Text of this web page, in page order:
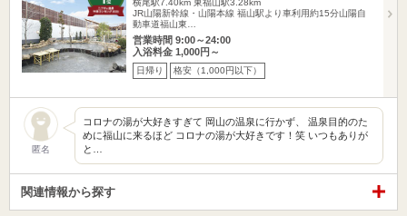
横尾駅7.40km 東福山駅3.28km
JR山陽新幹線・山陽本線 福山駅より車利用約15分山陽自
動車道福山東…
営業時間 9:00～24:00
入浴料金 1,000円～
日帰り 格安（1,000円以下）
匿名
コロナの湯が大好きすぎて 岡山の温泉に行かず、 温泉目的のた
めに福山に来るほど コロナの湯が大好きです！笑 いつもありが
と…
関連情報から探す